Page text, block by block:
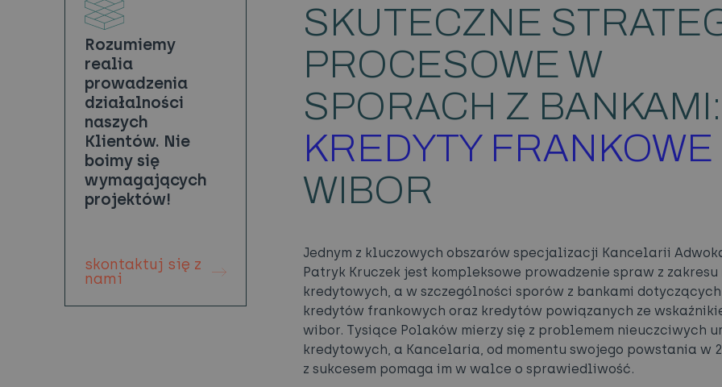
Rozumiemy
realia
prowadzenia
działalności
naszych
Klientów. Nie
boimy się
wymagających
projektów!
skontaktuj się z
nami
SKUTECZNE
PROCESOWE W
SPORACH Z BANKAMI:
KREDYTY FRANKOWE
WIBOR
Jednym z kluczowych obszarów specjalizacji Kancelarii
Patryk Kruczek jest kompleksowe prowadzenie spraw z zakresu
kredytowych, a w szczególności sporów z bankami dotyczących
kredytów frankowych oraz kredytów powiązanych ze
wibor. Tysiące Polaków mierzy się z problemem nieuczciwych
kredytowych, a Kancelaria, od momentu swojego powstania w
z sukcesem pomaga im w walce o sprawiedliwość.